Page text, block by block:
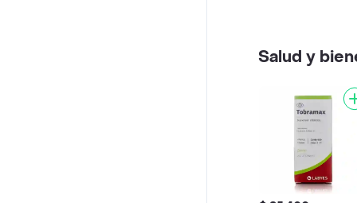
Salud y